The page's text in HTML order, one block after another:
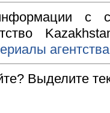
с
Выделите